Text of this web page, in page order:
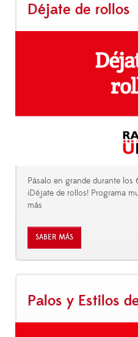
Déjate de rollos
Pásalo en grande durante
¡Déjate de rollos! Programa
más
SABER MÁS
Palos y Estilos